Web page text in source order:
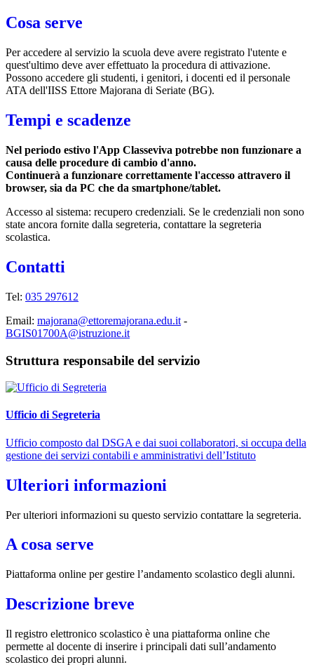
Cosa serve
Per accedere al servizio la scuola deve avere registrato l'utente e
quest'ultimo deve aver effettuato la procedura di attivazione.
Possono accedere gli studenti, i genitori, i docenti ed il personale
ATA dell'IISS Ettore Majorana di Seriate (BG).
Tempi e scadenze
Nel periodo estivo l'App Classeviva potrebbe non funzionare a
causa delle procedure di cambio d'anno.
Continuerà a funzionare correttamente l'accesso attravero il
browser, sia da PC che da smartphone/tablet.
Accesso al sistema: recupero credenziali. Se le credenziali non sono
state ancora fornite dalla segreteria, contattare la segreteria
scolastica.
Contatti
Tel: 035 297612
Email: majorana@ettoremajorana.edu.it -
BGIS01700A@istruzione.it
Struttura responsabile del servizio
Ufficio di Segreteria
Ufficio composto dal DSGA e dai suoi collaboratori, si occupa della
gestione dei servizi contabili e amministrativi dell’Istituto
Ulteriori informazioni
Per ulteriori informazioni su questo servizio contattare la segreteria.
A cosa serve
Piattaforma online per gestire l’andamento scolastico degli alunni.
Descrizione breve
Il registro elettronico scolastico è una piattaforma online che
permette al docente di inserire i principali dati sull’andamento
scolastico dei propri alunni.